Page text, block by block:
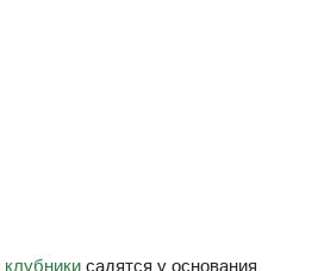
клубники садятся у основания